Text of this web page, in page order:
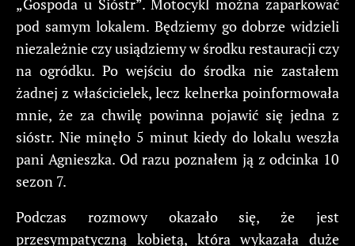
„Gospoda u Sióstr”. Motocykl można zaparkować
pod samym lokalem. Będziemy go dobrze widzieli
niezależnie czy usiądziemy w środku restauracji czy
na ogródku. Po wejściu do środka nie zastałem
żadnej z właścicielek, lecz kelnerka poinformowała
mnie, że za chwilę powinna pojawić się jedna z
sióstr. Nie minęło 5 minut kiedy do lokalu weszła
pani Agnieszka. Od razu poznałem ją z odcinka 10
sezon 7.
Podczas rozmowy okazało się, że jest
przesympatyczną kobietą, która wykazała duże